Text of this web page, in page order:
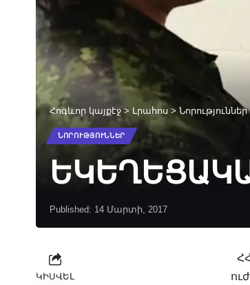
Հոգևոր կայքէջ> Լրահոս > Նորություններ
ՆՈՐՈՒԹՅՈՒՆՆԵՐ
Published: 14 Մարտի, 2017
ԿԻՍՎԵԼ